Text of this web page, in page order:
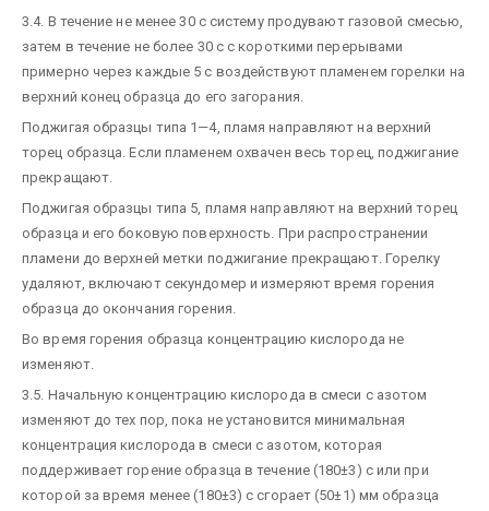
3.4. В течение не менее 30 с систему продувают газовой смесью,
затем в течение не более 30 с с короткими перерывами
примерно через каждые 5 с воздействуют пламенем горелки на
верхний конец образца до его загорания.
Поджигая образцы типа 1—4, пламя направляют на верхний
торец образца. Если пламенем охвачен весь торец, поджигание
прекращают.
Поджигая образцы типа 5, пламя направляют на верхний торец
образца и его боковую поверхность. При распространении
пламени до верхней метки поджигание прекращают. Горелку
удаляют, включают секундомер и измеряют время горения
образца до окончания горения.
Во время горения образца концентрацию кислорода не
изменяют.
3.5. Начальную концентрацию кислорода в смеси с азотом
изменяют до тех пор, пока не установится минимальная
концентрация кислорода в смеси с азотом, которая
поддерживает горение образца в течение (180±3) с или при
которой за время менее (180±3) с сгорает (50±1) мм образца